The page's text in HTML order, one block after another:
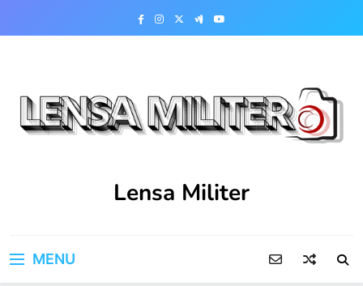
Lensa Militer
MENU